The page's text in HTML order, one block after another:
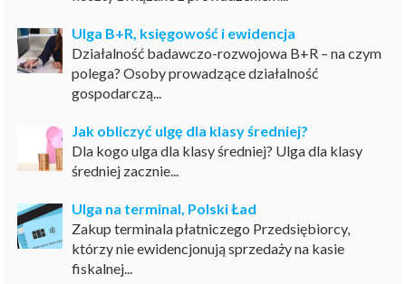
Ulga B+R, księgowość i ewidencja
Działalność badawczo-rozwojowa B+R – na czym
polega? Osoby prowadzące działalność
gospodarczą...
Jak obliczyć ulgę dla klasy średniej?
Dla kogo ulga dla klasy średniej? Ulga dla klasy
średniej zacznie...
Ulga na terminal, Polski Ład
Zakup terminala płatniczego Przedsiębiorcy,
którzy nie ewidencjonują sprzedaży na kasie
fiskalnej...